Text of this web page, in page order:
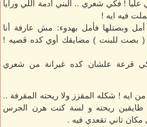
! فكي شعري .. البني آدمة اللي ورايا
فيه ايه !
وبصتلها فأمل بهدوء: مش عارفة أنا
( بصت للبنت ) مضايقك أوي كده قصيه !
قرعة علشان كده غيرانة من شعري
ايه ! شكله المقزز ولا ريحته المقرفة ..
ريحته و لسة كنت هرن الجرس
تاني تقعدي فيه .